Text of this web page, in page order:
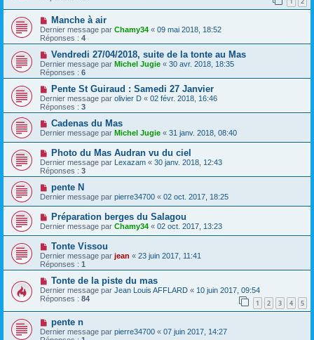
Manche à air
Dernier message par Chamy34 « 09 mai 2018, 18:52
Réponses : 4
Vendredi 27/04/2018, suite de la tonte au Mas
Dernier message par Michel Jugie « 30 avr. 2018, 18:35
Réponses : 6
Pente St Guiraud : Samedi 27 Janvier
Dernier message par olivier D « 02 févr. 2018, 16:46
Réponses : 3
Cadenas du Mas
Dernier message par Michel Jugie « 31 janv. 2018, 08:40
Photo du Mas Audran vu du ciel
Dernier message par Lexazam « 30 janv. 2018, 12:43
Réponses : 3
pente N
Dernier message par pierre34700 « 02 oct. 2017, 18:25
Préparation berges du Salagou
Dernier message par Chamy34 « 02 oct. 2017, 13:23
Tonte Vissou
Dernier message par jean « 23 juin 2017, 11:41
Réponses : 1
Tonte de la piste du mas
Dernier message par Jean Louis AFFLARD « 10 juin 2017, 09:54
Réponses : 84 1 2 3 4 5
pente n
Dernier message par pierre34700 « 07 juin 2017, 14:27